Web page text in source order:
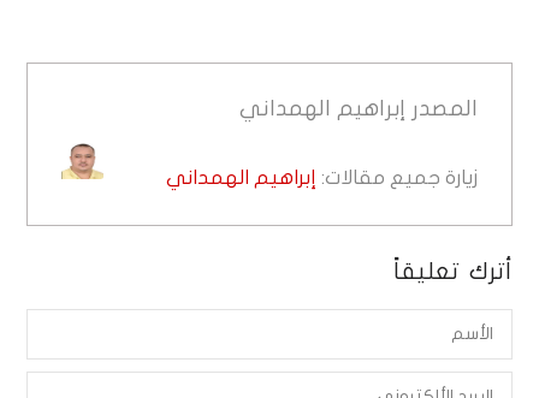
المصدر إبراهيم الهمداني
زيارة جميع مقالات: إبراهيم الهمداني
أترك تعليقاً